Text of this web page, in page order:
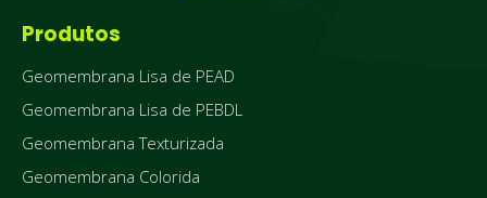
Produtos
Geomembrana Lisa de PEAD
Geomembrana Lisa de PEBDL
Geomembrana Texturizada
Geomembrana Colorida